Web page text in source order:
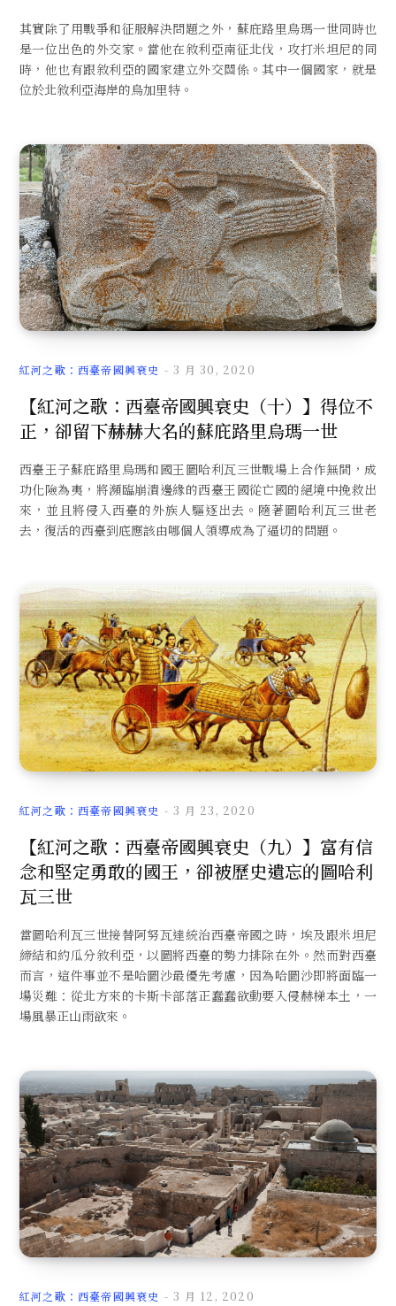
其實除了用戰爭和征服解決問題之外，蘇庇路里烏瑪一世同時也
是一位出色的外交家。當他在敘利亞南征北伐，攻打米坦尼的同
時，他也有跟敘利亞的國家建立外交關係。其中一個國家，就是
位於北敘利亞海岸的烏加里特。
紅河之歌：西臺帝國興衰史 3 月 30, 2020
【紅河之歌：西臺帝國興衰史（十）】得位不
正，卻留下赫赫大名的蘇庇路里烏瑪一世
西臺王子蘇庇路里烏瑪和國王圖哈利瓦三世戰場上合作無間，成
功化險為夷，將瀕臨崩潰邊緣的西臺王國從亡國的絕境中挽救出
來，並且將侵入西臺的外族人驅逐出去。隨著圖哈利瓦三世老
去，復活的西臺到底應該由哪個人領導成為了逼切的問題。
紅河之歌：西臺帝國興衰史 3 月 23, 2020
【紅河之歌：西臺帝國興衰史（九）】富有信
念和堅定勇敢的國王，卻被歷史遺忘的圖哈利
瓦三世
當圖哈利瓦三世接替阿努瓦達統治西臺帝國之時，埃及跟米坦尼
締結和約瓜分敘利亞，以圖將西臺的勢力排除在外。然而對西臺
而言，這件事並不是哈圖沙最優先考慮，因為哈圖沙即將面臨一
場災難：從北方來的卡斯卡部落正蠢蠢欲動要入侵赫梯本土，一
場風暴正山雨欲來。
紅河之歌：西臺帝國興衰史 3 月 12, 2020